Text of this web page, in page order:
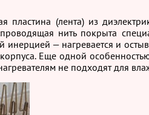
пластина (лента) из
нить покрыта
— нагревается и
Еще одной
не подходят для